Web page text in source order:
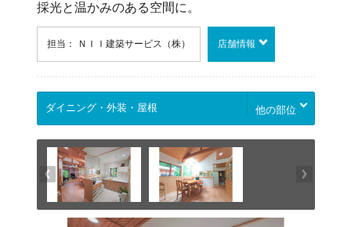
採光と温かみのある空間に。
担当： ＮＩＩ建築サービス（株） 店舗情報
他の部位